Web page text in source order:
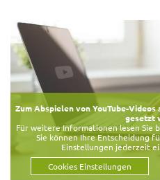
Zum Abspielen von YouTube-
gesetzt
Für weitere Informationen lesen Sie
Sie können Ihre Entscheidung
Einstellungen jederzeit
Cookies Einstellungen